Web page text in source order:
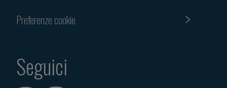
Preferenze cookie
Seguici